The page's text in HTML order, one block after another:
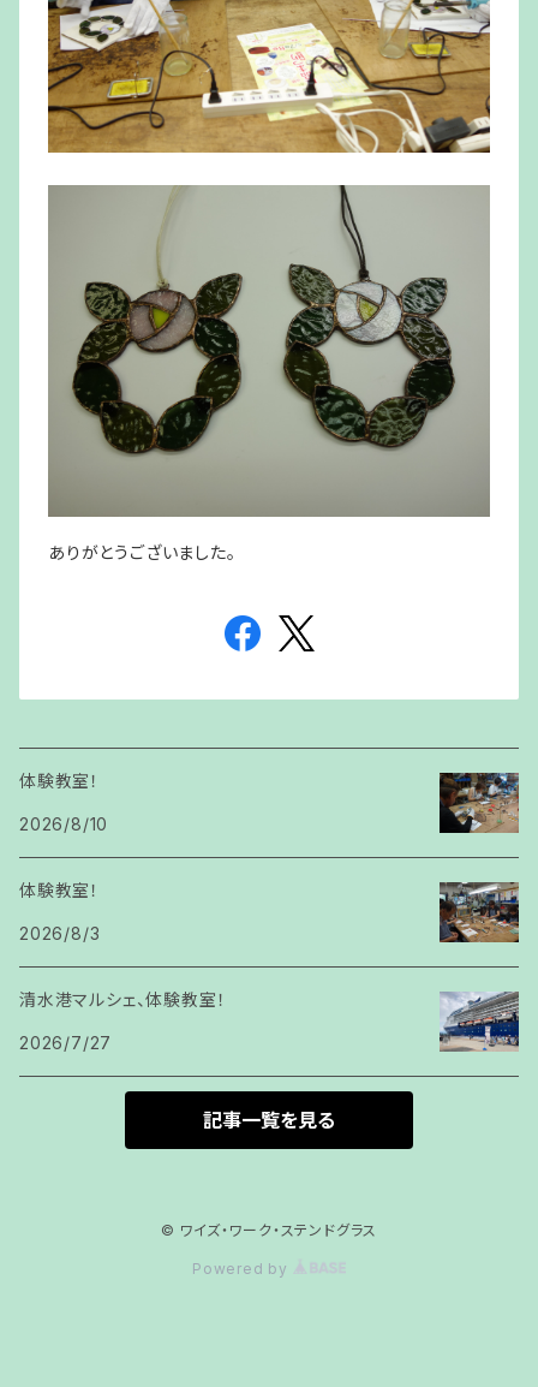
ありがとうございました。
体験教室！
2026/8/10
体験教室！
2026/8/3
清水港マルシェ、体験教室！
2026/7/27
記事一覧を見る
© ワイズ・ワーク・ステンドグラス
Powered by